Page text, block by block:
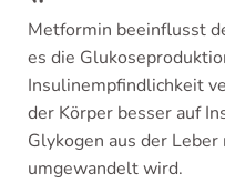
Metformin beeinflusst
es die
Insulinempfindlichkeit
der Körper besser auf
Glykogen aus der
umgewandelt wird.